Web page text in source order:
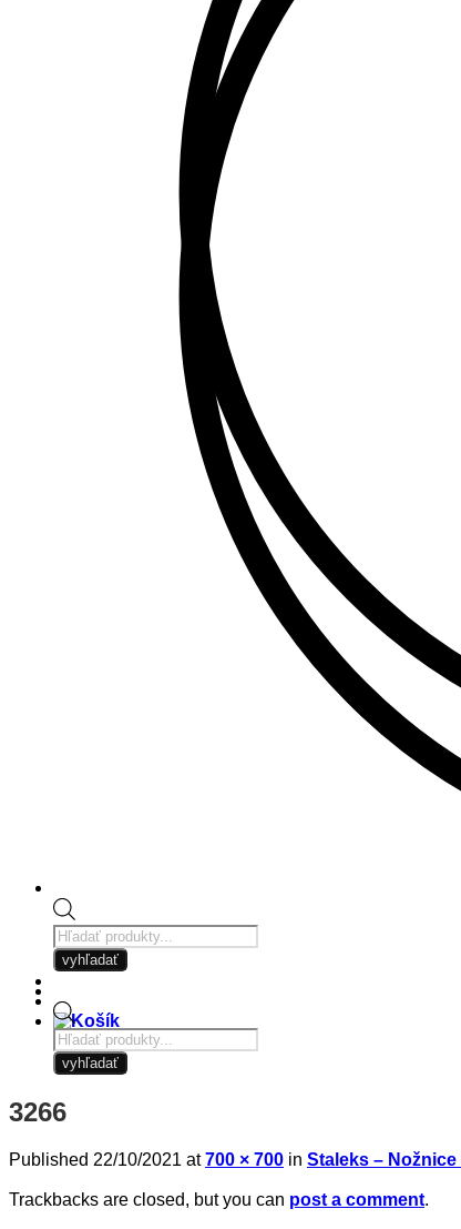
Products
search
vyhľadať
Products
search
vyhľadať
3266
Published 22/10/2021 at700 × 700 in Staleks –
Trackbacks are closed, but you can post a comment.